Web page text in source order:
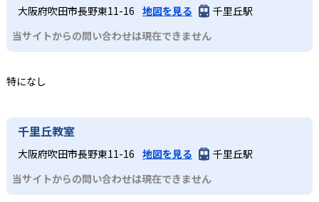
3 保護者に全教室の見学を解放
修優舘では教室見学がいつでも自由に実施可能だ。保護者
識を持たせないことを目指す。英語では基礎単語・文法、
行う。3年生は自学自習を徹底。志望校合格へ向けて綿密な
計画を作成するとともに、9月以降は毎日通塾して受験に備
高校の授業内容の理解を深めたい子ども
高等部では高校の学習内容をサポートしつつ、基礎を徹底
的に固める。受験に向けては、綿密な打ち合わせのもと、
る。
どんなデメリットがある?
「教材を使わない塾」を掲げており、市販テキストに慣れ
各家庭で準備が必要になる可能性がある。また、授業料や
塾前に詳細を問い合わせて確認する必要がある。
大阪星光学院中学校
高槻中学校 3 清風中学校 5
大阪府吹田市長野東11-16 地図を見る
千里丘駅
当サイトからの問い合わせは現在できません
特になし
千里丘教室
大阪府吹田市長野東11-16 地図を見る
千里丘駅
当サイトからの問い合わせは現在できません